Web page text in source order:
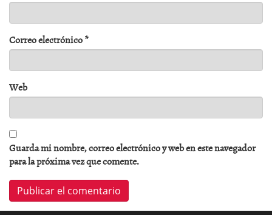
Correo electrónico*
Web
Guarda mi nombre, correo electrónico y web en este navegador
para la próxima vez que comente.